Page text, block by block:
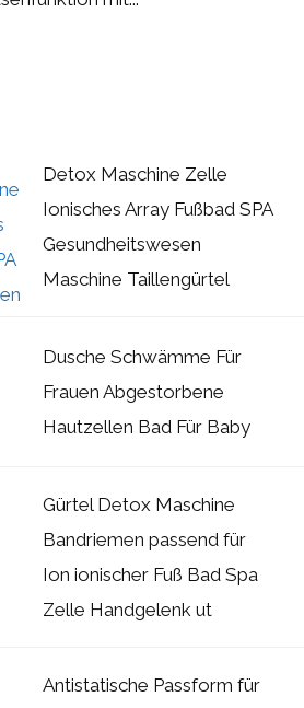
Detox Maschine Zelle
Ionisches Array Fußbad SPA
Gesundheitswesen
Maschine Taillengürtel
Dusche Schwämme Für
Frauen Abgestorbene
Hautzellen Bad Für Baby
Gürtel Detox Maschine
Bandriemen passend für
Ion ionischer Fuß Bad Spa
Zelle Handgelenk ut
Antistatische Passform für